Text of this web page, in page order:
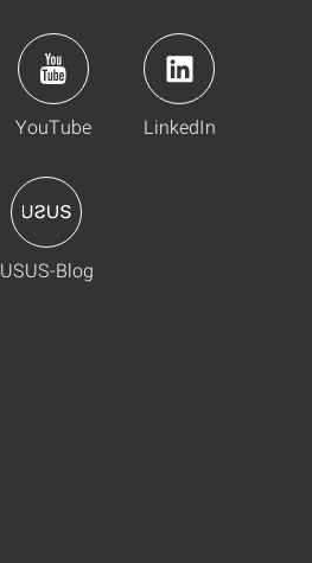
YouTube LinkedIn
USUS-Blog